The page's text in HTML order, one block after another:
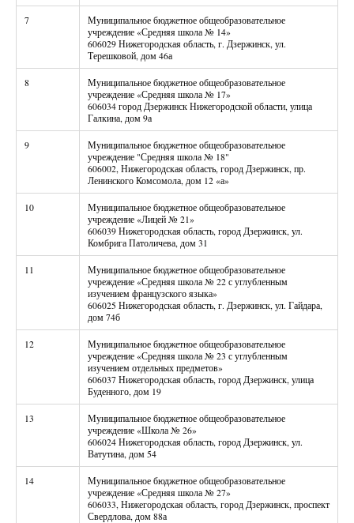
7
Муниципальное бюджетное общеобразовательное
учреждение «Средняя школа № 14»
606029 Нижегородская область, г. Дзержинск, ул.
Терешковой, дом 46а
8
Муниципальное бюджетное общеобразовательное
учреждение «Средняя школа № 17»
606034 город Дзержинск Нижегородской области, улица
Галкина, дом 9а
9
Муниципальное бюджетное общеобразовательное
учреждение "Средняя школа № 18"
606002, Нижегородская область, город Дзержинск, пр.
Ленинского Комсомола, дом 12 «а»
10
Муниципальное бюджетное общеобразовательное
учреждение «Лицей № 21»
606039 Нижегородская область, город Дзержинск, ул.
Комбрига Патоличева, дом 31
11
Муниципальное бюджетное общеобразовательное
учреждение «Средняя школа № 22 с углубленным
изучением французского языка»
606025 Нижегородская область, г. Дзержинск, ул. Гайдара,
дом 74б
12
Муниципальное бюджетное общеобразовательное
учреждение «Средняя школа № 23 с углубленным
изучением отдельных предметов»
606037 Нижегородская область, город Дзержинск, улица
Буденного, дом 19
13
Муниципальное бюджетное общеобразовательное
учреждение «Школа № 26»
606024 Нижегородская область, город Дзержинск, ул.
Ватутина, дом 54
14
Муниципальное бюджетное общеобразовательное
учреждение «Средняя школа № 27»
606033, Нижегородская область, город Дзержинск, проспект
Свердлова, дом 88а